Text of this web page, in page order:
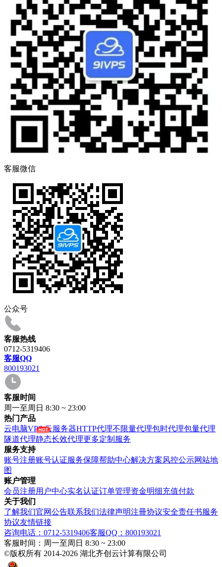
客服微信
公众号
客服热线
0712-5319406
客服QQ
800193021
客服时间
周一至周日 8:30 ~ 23:00
热门产品
云电脑VPS云服务器HTTP代理不限量代理包时代理包量代理
隧道代理静态长效代理更多定制服务
服务支持
账号注册账号认证服务保障帮助中心解决方案风控公示网站地
图
账户管理
会员注册用户中心实名认证订单管理资金明细充值付款
关于我们
了解我们官网公告联系我们法律声明注冊协议安全责任书服务
协议友情链接
咨询电话：0712-5319406客服QQ：800193021
客服时间：周一至周日 8:30 ~ 23:00
©版权所有 2014-2026 湖北齐创云计算有限公司